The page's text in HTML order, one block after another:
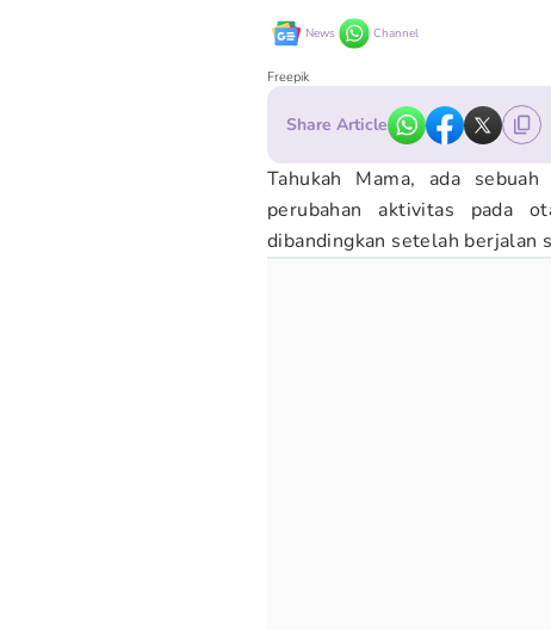
News Channel
Freepik
Share Article
Tahukah Mama, ada
perubahan aktivitas pada
dibandingkan setelah berjalan